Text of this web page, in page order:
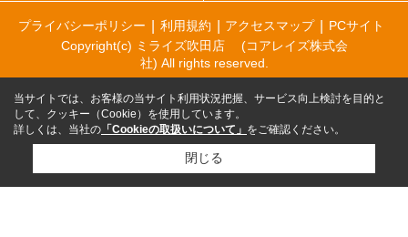
プライバシーポリシー 利用規約 アクセスマップ
PCサイト
Copyright(c) ミライズ吹田店 (コアレイズ株式会
社) All rights reserved.
当サイトでは、お客様の当サイト利用状況把握、サービス向上検討を目的と
して、クッキー（Cookie）を使用しています。
詳しくは、当社の 「Cookieの取扱いについて」 をご確認ください。
閉じる